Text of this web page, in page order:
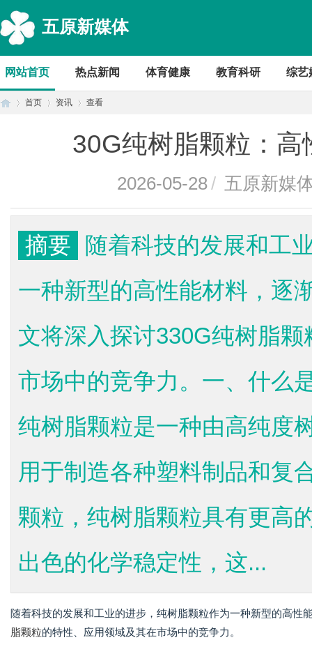
五原新媒体
网站首页 热点新闻 体育健康 教育科研 综艺
首页 资讯 查看
30G纯树脂颗粒：
2026-05-28/ 五原新媒
摘要
随着科技的发展和工
一种新型的高性能材料，逐
文将深入探讨330G纯树脂
市场中的竞争力。一、什么
纯树脂颗粒是一种由高纯度
用于制造各种塑料制品和复
颗粒，纯树脂颗粒具有更高
出色的化学稳定性，这...
随着科技的发展和工业的进步，纯树脂颗粒作为一种新型的高性
脂颗粒的特性、应用领域及其在市场中的竞争力。